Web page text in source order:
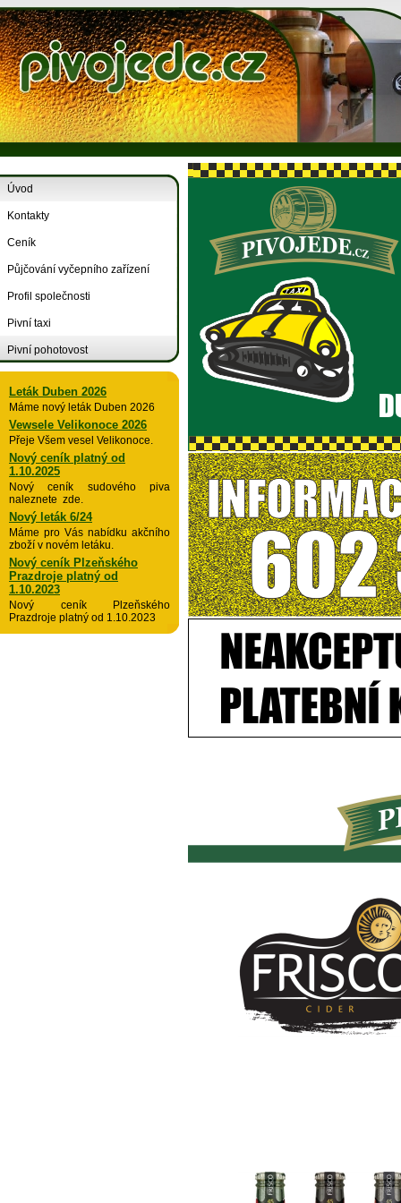
Úvod
Kontakty
Ceník
Půjčování vyčepního zařízení
Profil společnosti
Pivní taxi
Pivní pohotovost
Leták Duben 2026
Máme nový leták Duben 2026
Vewsele Velikonoce 2026
Přeje Všem vesel Velikonoce.
Nový ceník platný od
1.10.2025
Nový ceník sudového piva
naleznete zde.
Nový leták 6/24
Máme pro Vás nabídku akčního
zboží v novém letáku.
Nový ceník Plzeňského
Prazdroje platný od
1.10.2023
Nový ceník Plzeňského
Prazdroje platný od 1.10.2023